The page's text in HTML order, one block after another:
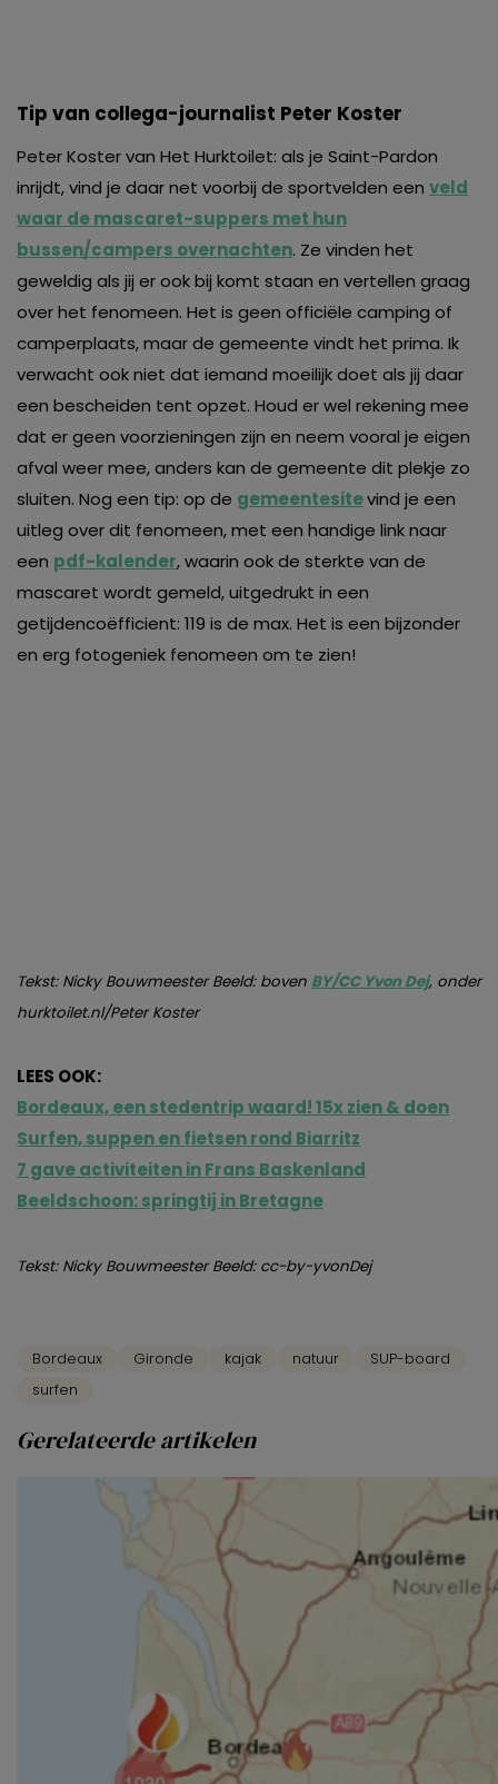
Tip van collega-journalist Peter Koster
Peter Koster van Het Hurktoilet: als je Saint-Pardon
inrijdt, vind je daar net voorbij de sportvelden een veld
waar de mascaret-suppers met hun
bussen/campers overnachten. Ze vinden het
geweldig als jij er ook bij komt staan en vertellen graag
over het fenomeen. Het is geen officiële camping of
camperplaats, maar de gemeente vindt het prima. Ik
verwacht ook niet dat iemand moeilijk doet als jij daar
een bescheiden tent opzet. Houd er wel rekening mee
dat er geen voorzieningen zijn en neem vooral je eigen
afval weer mee, anders kan de gemeente dit plekje zo
sluiten. Nog een tip: op de gemeentesitevind je een
uitleg over dit fenomeen, met een handige link naar
een pdf-kalender, waarin ook de sterkte van de
mascaret wordt gemeld, uitgedrukt in een
getijdencoëfficient: 119 is de max. Het is een bijzonder
en erg fotogeniek fenomeen om te zien!
Tekst: Nicky Bouwmeester Beeld: boven BY/CC Yvon Dej, onder
hurktoilet.nl/Peter Koster
LEES OOK:
Bordeaux, een stedentrip waard! 15x zien & doen
Surfen, suppen en fietsen rond Biarritz
7 gave activiteiten in Frans Baskenland
Beeldschoon: springtij in Bretagne
Tekst: Nicky Bouwmeester Beeld: cc-by-yvonDej
Bordeaux Gironde kajak natuur
SUP-board
surfen
Gerelateerde artikelen